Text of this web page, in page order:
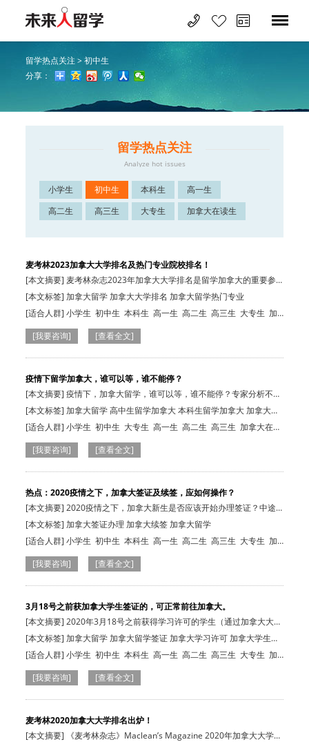
留学热点关注 >初中生
分享：
留学热点关注
Analyze hot issues
小学生 初中生 本科生
高一生
高二生
高三生 大专生 加拿大在读生
麦考林2023加拿大大学排名及热门专业院校排名！
[本文摘要] 麦考林杂志2023年加拿大大学排名是留学加拿大的重要参
考，具体排名…
[本文标签] 加拿大留学 加拿大大学排名 加拿大留学热门专业
[适合人群] 小学生 初中生 本科生 高一生 高二生 高三生 大专生 加
拿大在读生
[我要咨询] [查看全文]
疫情下留学加拿大，谁可以等，谁不能停？
[本文摘要] 疫情下，加拿大留学，谁可以等，谁不能停？专家分析不同
人群的应对…
[本文标签] 加拿大留学 高中生留学加拿大 本科生留学加拿大 加拿大硕
士申请 加拿大留学移民
[适合人群] 小学生 初中生 大专生 高一生 高二生 高三生 加拿大在读
生 本科生 小学生 初中生 本科生
[我要咨询] [查看全文]
热点：2020疫情之下，加拿大签证及续签，应如何操作？
[本文摘要] 2020疫情之下，加拿大新生是否应该开始办理签证？中途
回国的留学生…
[本文标签] 加拿大签证办理 加拿大续签 加拿大留学
[适合人群] 小学生 初中生 本科生 高一生 高二生 高三生 大专生 加
拿大在读生
[我要咨询] [查看全文]
3月18号之前获加拿大学生签证的，可正常前往加拿大。
[本文摘要] 2020年3月18号之前获得学习许可的学生（通过加拿大大签
的学生），…
[本文标签] 加拿大留学 加拿大留学签证 加拿大学习许可 加拿大学生签
证
[适合人群] 小学生 初中生 本科生 高一生 高二生 高三生 大专生 加
拿大在读生
[我要咨询] [查看全文]
麦考林2020加拿大大学排名出炉！
[本文摘要] 《麦考林杂志》Maclean’s Magazine 2020年加拿大大学排